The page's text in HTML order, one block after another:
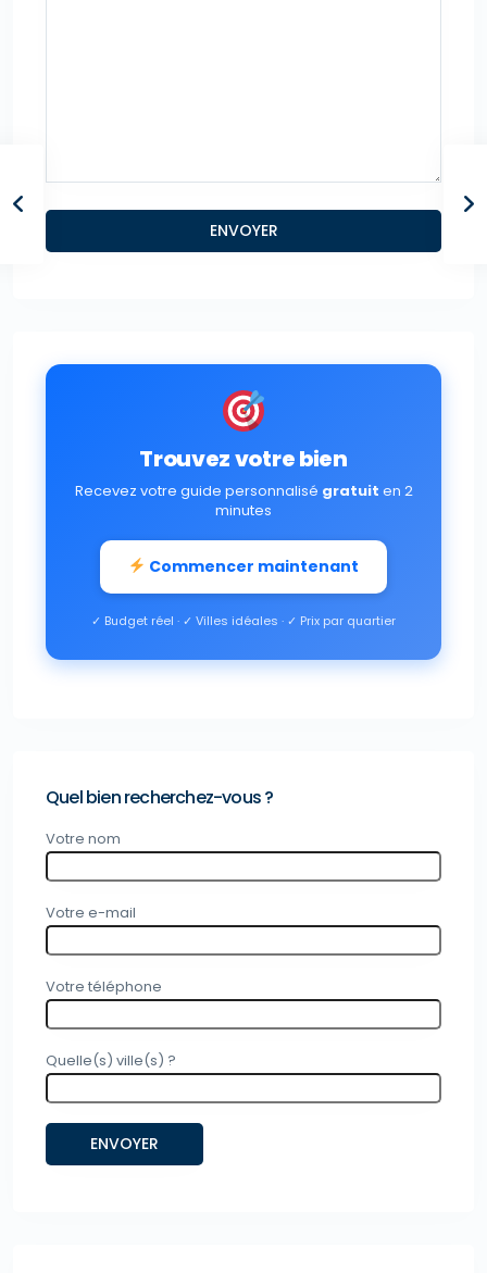
Trouvez votre bien
Recevez votre guide personnalisé gratuit en 2
minutes
Commencer maintenant
✓ Budget réel · ✓ Villes idéales · ✓ Prix par quartier
Quel bien recherchez-vous ?
Votre nom
Votre e-mail
Votre téléphone
Quelle(s) ville(s) ?